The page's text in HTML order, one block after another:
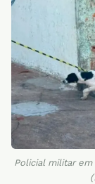
Policial militar